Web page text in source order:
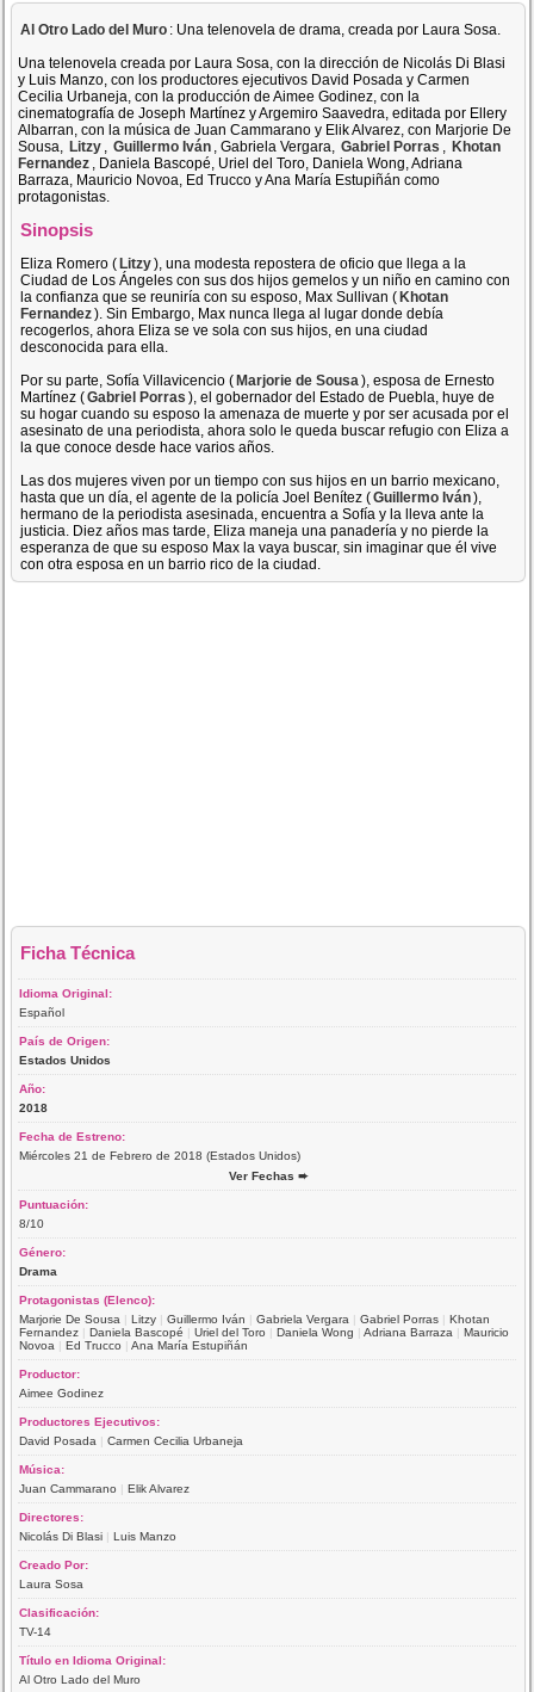
Al Otro Lado del Muro : Una telenovela de drama, creada por Laura Sosa.
Una telenovela creada por Laura Sosa, con la dirección de Nicolás Di Blasi
y Luis Manzo, con los productores ejecutivos David Posada y Carmen
Cecilia Urbaneja, con la producción de Aimee Godinez, con la
cinematografía de Joseph Martínez y Argemiro Saavedra, editada por Ellery
Albarran, con la música de Juan Cammarano y Elik Alvarez, con Marjorie De
Sousa, Litzy , Guillermo Iván , Gabriela Vergara, Gabriel Porras , Khotan
Fernandez , Daniela Bascopé, Uriel del Toro, Daniela Wong, Adriana
Barraza, Mauricio Novoa, Ed Trucco y Ana María Estupiñán como
protagonistas.
Sinopsis
Eliza Romero (Litzy), una modesta repostera de oficio que llega a la
Ciudad de Los Ángeles con sus dos hijos gemelos y un niño en camino con
la confianza que se reuniría con su esposo, Max Sullivan (Khotan
Fernandez). Sin Embargo, Max nunca llega al lugar donde debía
recogerlos, ahora Eliza se ve sola con sus hijos, en una ciudad
desconocida para ella.
Por su parte, Sofía Villavicencio (Marjorie de Sousa), esposa de Ernesto
Martínez (Gabriel Porras ), el gobernador del Estado de Puebla, huye de
su hogar cuando su esposo la amenaza de muerte y por ser acusada por el
asesinato de una periodista, ahora solo le queda buscar refugio con Eliza a
la que conoce desde hace varios años.
Las dos mujeres viven por un tiempo con sus hijos en un barrio mexicano,
hasta que un día, el agente de la policía Joel Benítez (Guillermo Iván),
hermano de la periodista asesinada, encuentra a Sofía y la lleva ante la
justicia. Diez años mas tarde, Eliza maneja una panadería y no pierde la
esperanza de que su esposo Max la vaya buscar, sin imaginar que él vive
con otra esposa en un barrio rico de la ciudad.
Ficha Técnica
Idioma Original:
Español
País de Origen:
Estados Unidos
Año:
2018
Fecha de Estreno:
Miércoles 21 de Febrero de 2018 (Estados Unidos)
Ver Fechas ➨
Puntuación:
8/10
Género:
Drama
Protagonistas (Elenco):
Marjorie De Sousa |Litzy |Guillermo Iván |Gabriela Vergara |Gabriel Porras |Khotan
Fernandez |Daniela Bascopé |Uriel del Toro |Daniela Wong |Adriana Barraza |Mauricio
Novoa |Ed Trucco |Ana María Estupiñán
Productor:
Aimee Godinez
Productores Ejecutivos:
David Posada |Carmen Cecilia Urbaneja
Música:
Juan Cammarano |Elik Alvarez
Directores:
Nicolás Di Blasi |Luis Manzo
Creado Por:
Laura Sosa
Clasificación:
TV-14
Título en Idioma Original:
Al Otro Lado del Muro